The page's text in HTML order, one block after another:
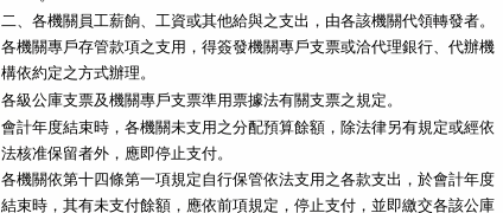
各機關專戶存管款項之支用，得簽發機關專戶支票或洽代理銀行、代辦機
會計年度結束時，各機關未支用之分配預算餘額，除法律另有規定或經依
法核准保留者外，應即停止支付。
各機關依第十四條第一項規定自行保管依法支用之各款支出，於會計年度
結束時，其有未支付餘額，應依前項規定，停止支付，並即繳交各該公庫